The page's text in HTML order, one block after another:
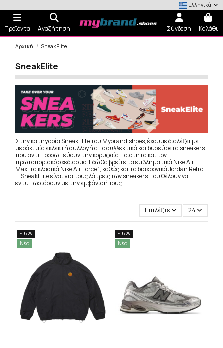
Ελληνικά
Προϊόντα Αναζήτηση Σύνδεση Καλάθι
Αρχική SneakElite
SneakElite
Στην κατηγορία SneakElite του Mybrand.shoes, έχουμε διαλέξει με
μεράκι μία εκλεκτή συλλογή από συλλεκτικά και δυσεύρετα sneakers
που αντιπροσωπεύουν την κορυφαία ποιότητα και τον
πρωτοποριακό σχεδιασμό. Εδώ θα βρείτε τα εμβληματικά Nike Air
Max, τα κλασικά Nike Air Force 1, καθώς και τα διαχρονικά Jordan Retro.
Η SneakElite είναι για τους λάτρεις των sneakers που θέλουν να
εντυπωσιάσουν με την εμφάνισή τους.
Επιλέξτε 24
-16%
Νέο
-16%
Νέο